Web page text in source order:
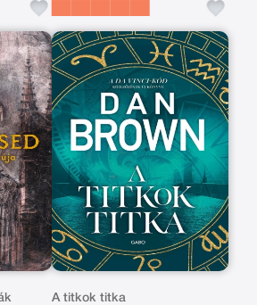
A titkok titka